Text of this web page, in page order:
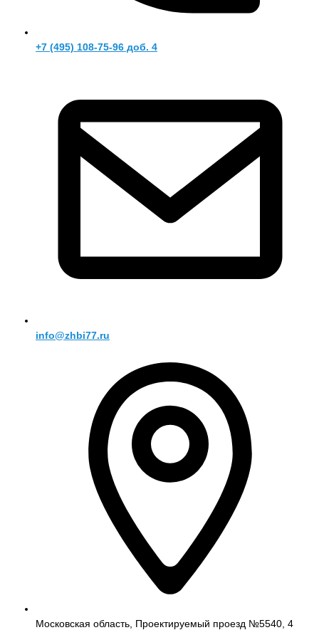
+7 (495) 108-75-96 доб. 4
info@zhbi77.ru
Московская область, Проектируемый проезд №5540, 4